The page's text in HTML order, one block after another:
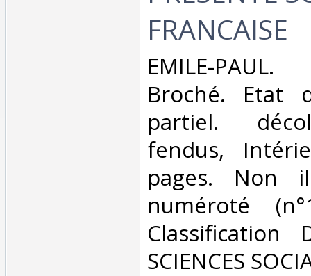
FRANCAISE‎
‎EMILE-
Broché. Etat
partiel.
fendus,
pages. Non
numéroté
Classification
SCIENCES